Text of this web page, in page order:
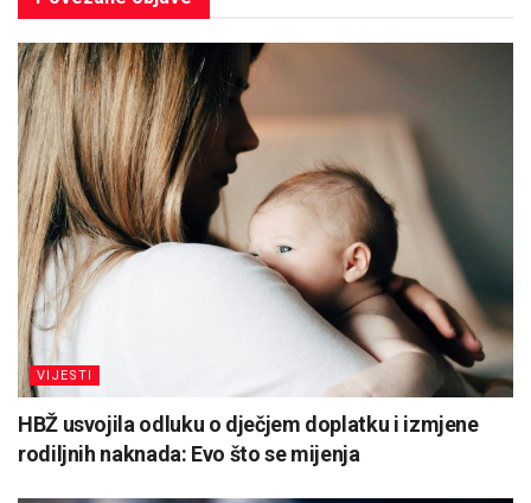
VIJESTI
HBŽ usvojila odluku o dječjem doplatku i izmjene
rodiljnih naknada: Evo što se mijenja